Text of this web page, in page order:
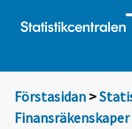
Förstasidan >
Finansräkenskaper